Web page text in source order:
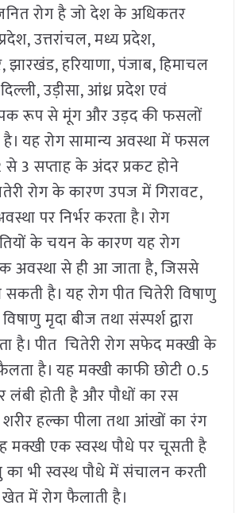
रोग है जो देश के अधिकतर
उत्तरांचल, मध्य प्रदेश,
झारखंड, हरियाणा, पंजाब, हिमाचल
उड़ीसा, आंध्र प्रदेश एवं
रूप से मूंग और उड़द की फसलों
है। यह रोग सामान्य अवस्था में फसल
3 सप्ताह के अंदर प्रकट होने
रोग के कारण उपज में गिरावट,
पर निर्भर करता है। रोग
के चयन के कारण यह रोग
अवस्था से ही आ जाता है, जिससे
है। यह रोग पीत चितेरी विषाणु
विषाणु मृदा बीज तथा संस्पर्श द्वारा
है। पीत चितेरी रोग सफेद मक्खी के
है। यह मक्खी काफी छोटी 0.5
लंबी होती है और पौधों का रस
हल्का पीला तथा आंखों का रंग
मक्खी एक स्वस्थ पौधे पर चूसती है
का भी स्वस्थ पौधे में संचालन करती
खेत में रोग फैलाती है।